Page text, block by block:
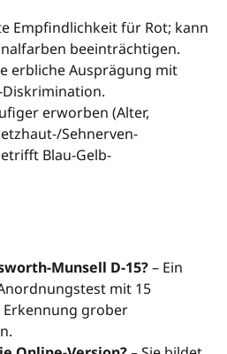
Empfindlichkeit für Rot; kann
beeinträchtigen.
erbliche Ausprägung mit
erworben (Alter,
Sehnerven-
Blau-Gelb-
Munsell D-15?– Ein
mit 15
Erkennung grober